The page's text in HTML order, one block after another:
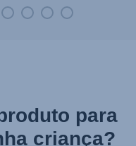
para
criança?